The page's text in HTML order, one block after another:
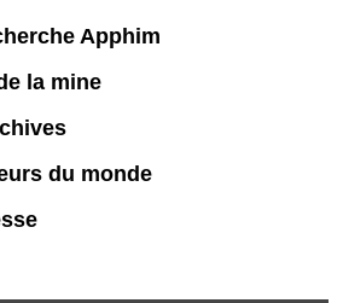
Apphim
la mine
du monde